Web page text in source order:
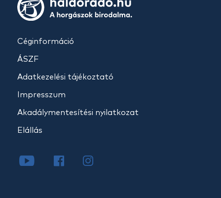
Céginformáció
ÁSZF
Adatkezelési tájékoztató
Impresszum
Akadálymentesítési nyilatkozat
Elállás